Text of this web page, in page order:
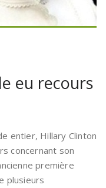
eu recours
entier, Hillary Clinton
concernant son
première
plusieurs